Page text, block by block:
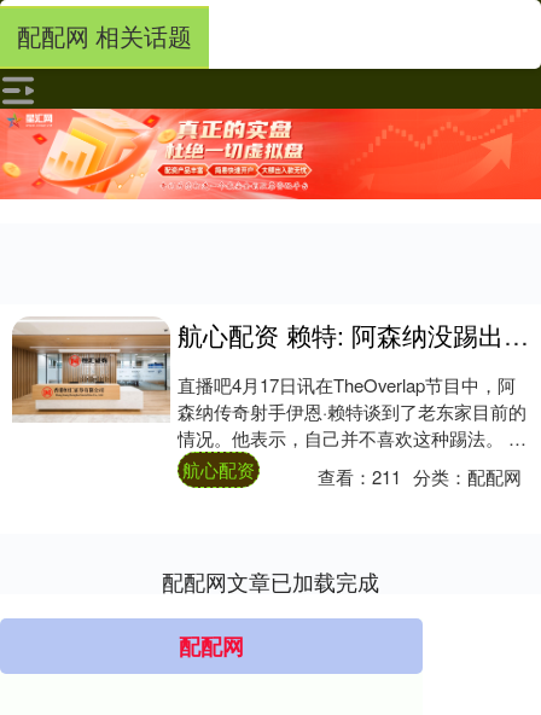
配配网 相关话题
航心配资 赖特: 阿森纳没踢出让人确信能击败对手的足球, 我不喜欢这种踢法
直播吧4月17日讯在TheOverlap节目中，阿
森纳传奇射手伊恩·赖特谈到了老东家目前的
情况。他表示，自己并不喜欢这种踢法。 伊
恩·赖特这样谈道：“看着这些比....
航心配资 查看：211 分类：配配网
配配网文章已加载完成
配配网